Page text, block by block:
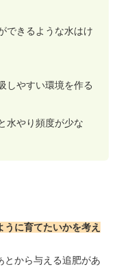
できるような水はけ
しやすい環境を作る
水やり頻度が少な
うに育てたいかを考え
とから与える追肥があ